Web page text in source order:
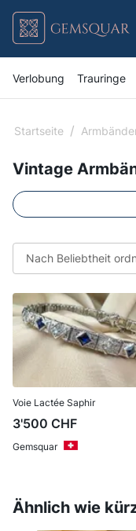
Verlobung Trauringe
Startseite /
Vintage
Nach Beliebtheit
Voie Lactée Saphir
3'500 CHF
Gemsquar
Ähnlich wie